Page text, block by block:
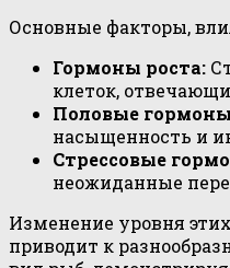
Основные факторы,
Гормоны роста:
клеток,
Половые
насыщенность и
Стрессовые
неожиданные
Изменение уровня
приводит к